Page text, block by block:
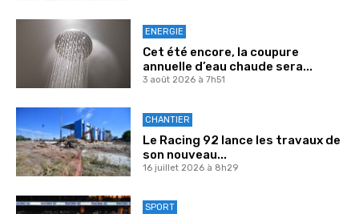
ENERGIE
Cet été encore, la coupure
annuelle d’eau chaude sera...
3 août 2026 à 7h51
CHANTIER
Le Racing 92 lance les travaux de
son nouveau...
16 juillet 2026 à 8h29
SPORT